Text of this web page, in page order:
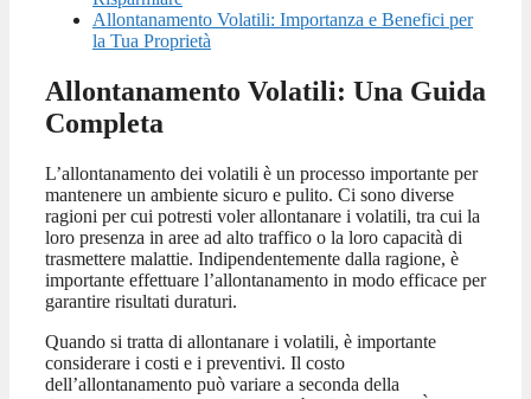
Allontanamento Volatili: Importanza e Benefici per
la Tua Proprietà
Allontanamento Volatili: Una Guida
Completa
L’allontanamento dei volatili è un processo importante per
mantenere un ambiente sicuro e pulito. Ci sono diverse
ragioni per cui potresti voler allontanare i volatili, tra cui la
loro presenza in aree ad alto traffico o la loro capacità di
trasmettere malattie. Indipendentemente dalla ragione, è
importante effettuare l’allontanamento in modo efficace per
garantire risultati duraturi.
Quando si tratta di allontanare i volatili, è importante
considerare i costi e i preventivi. Il costo
dell’allontanamento può variare a seconda della